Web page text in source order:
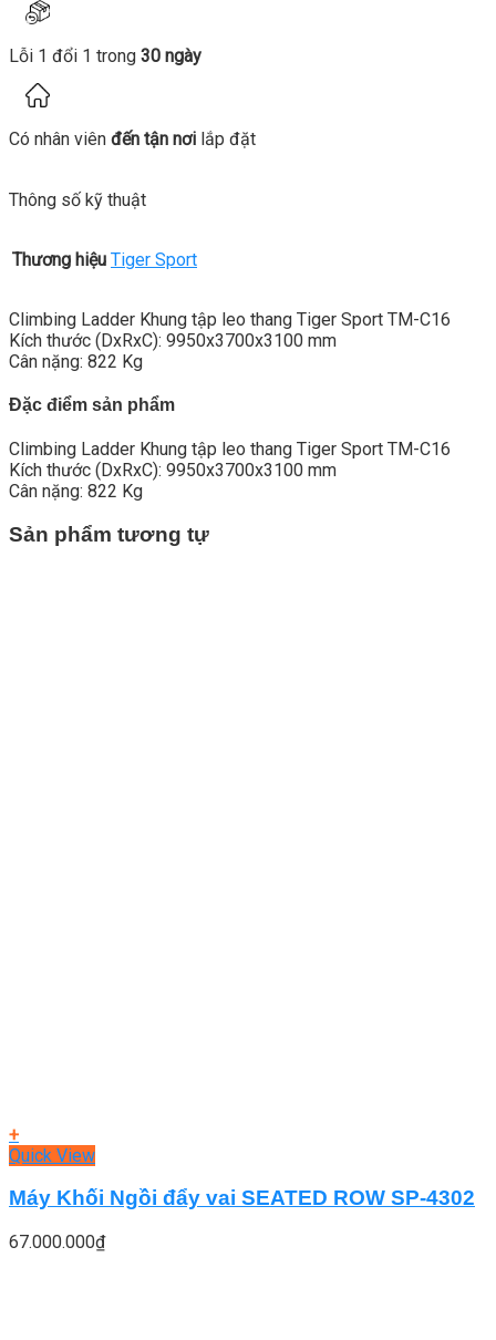
Lỗi 1 đổi 1 trong 30 ngày
Có nhân viên đến tận nơi lắp đặt
Thông số kỹ thuật
Thương hiệu Tiger Sport
Climbing Ladder Khung tập leo thang Tiger Sport TM-C16
Kích thước (DxRxC): 9950x3700x3100 mm
Cân nặng: 822 Kg
Đặc điểm sản phẩm
Climbing Ladder Khung tập leo thang Tiger Sport TM-C16
Kích thước (DxRxC): 9950x3700x3100 mm
Cân nặng: 822 Kg
Sản phẩm tương tự
+
Quick View
Máy Khối Ngồi đẩy vai SEATED ROW SP-4302
67.000.000₫